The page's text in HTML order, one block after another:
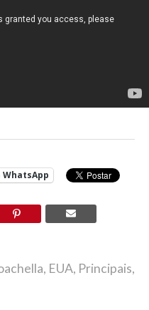
WhatsApp
, EUA, Principais,